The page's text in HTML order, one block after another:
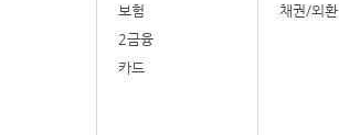
보험
2금융
카드
채권/외환